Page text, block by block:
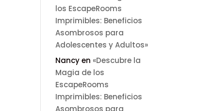
los EscapeRooms
Imprimibles: Beneficios
Asombrosos para
Adolescentes y Adultos»
Nancyen «Descubre la
Magia de los
EscapeRooms
Imprimibles: Beneficios
Asombrosos para